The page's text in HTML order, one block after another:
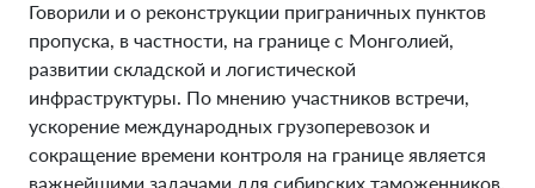
Говорили и о реконструкции приграничных пунктов
пропуска, в частности, на границе с Монголией,
развитии складской и логистической
инфраструктуры. По мнению участников встречи,
ускорение международных грузоперевозок и
сокращение времени контроля на границе является
важнейшими задачами для сибирских таможенников.